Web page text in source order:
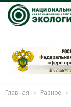
Главная Разное